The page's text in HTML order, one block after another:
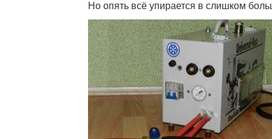
Но опять всё упирается в слишком